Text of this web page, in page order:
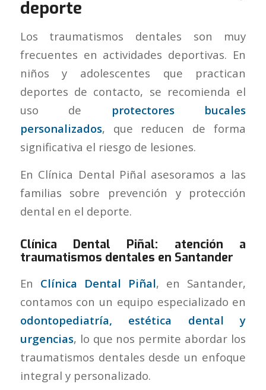
deporte
Los traumatismos dentales son muy
frecuentes en actividades deportivas. En
niños y adolescentes que practican
deportes de contacto, se recomienda el
uso de protectores bucales
personalizados, que reducen de forma
significativa el riesgo de lesiones.
En Clínica Dental Piñal asesoramos a las
familias sobre prevención y protección
dental en el deporte.
Clínica Dental Piñal: atención a
traumatismos dentales en Santander
En Clínica Dental Piñal, en Santander,
contamos con un equipo especializado en
odontopediatría, estética dental y
urgencias, lo que nos permite abordar los
traumatismos dentales desde un enfoque
integral y personalizado.